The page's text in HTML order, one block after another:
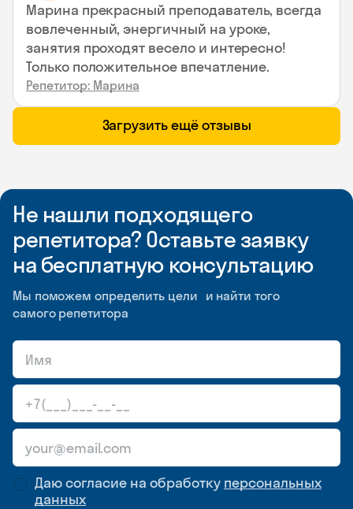
Марина прекрасный преподаватель, всегда
вовлеченный, энергичный на уроке,
занятия проходят весело и интересно!
Только положительное впечатление.
Репетитор: Марина
Загрузить ещё отзывы
Не нашли подходящего
репетитора? Оставьте заявку
на бесплатную консультацию
Мы поможем определить цели и найти того
самого репетитора
Даю согласие на обработку персональных
данных